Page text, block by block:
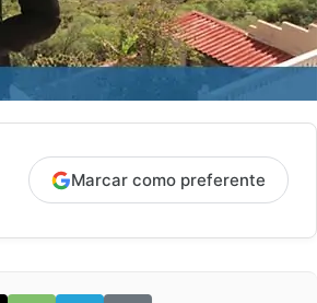
Marcar como preferente